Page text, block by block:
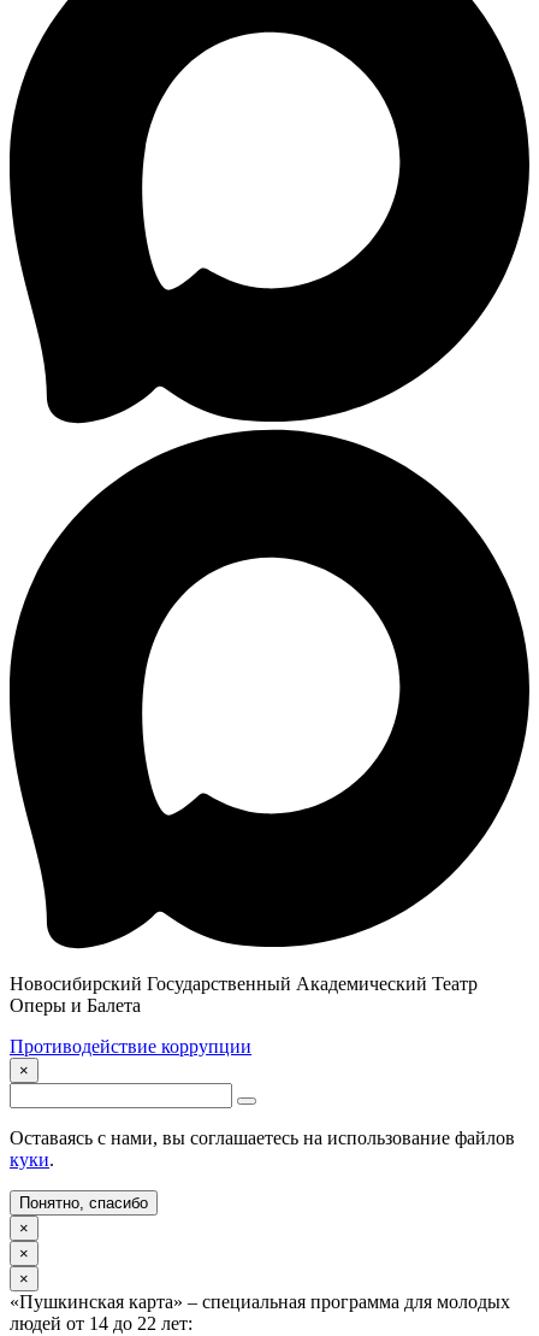
Новосибирский Государственный Академический Театр
Оперы и Балета
Противодействие коррупции
×
Оставаясь с нами, вы соглашаетесь на использование файлов
куки.
Понятно, спасибо
×
×
×
«Пушкинская карта» – специальная программа для молодых
людей от 14 до 22 лет: